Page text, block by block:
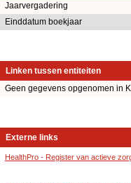
Jaarvergadering
Einddatum boekjaar
Linken tussen entiteiten
Geen gegevens opgenomen in
Externe links
HealthPro - Register van actieve